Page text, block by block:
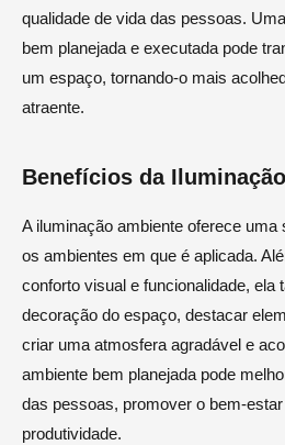
qualidade de vida das pessoas.
bem planejada e executada pode
um espaço, tornando-o mais
atraente.
Benefícios da
A iluminação ambiente oferece uma
os ambientes em que é aplicada.
conforto visual e funcionalidade, ela
decoração do espaço, destacar
criar uma atmosfera agradável e
ambiente bem planejada pode
das pessoas, promover o bem-
produtividade.